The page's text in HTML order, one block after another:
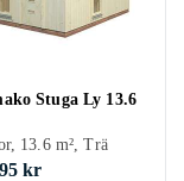
Stuga Ly 13.6
13.6 m², Trä
kr